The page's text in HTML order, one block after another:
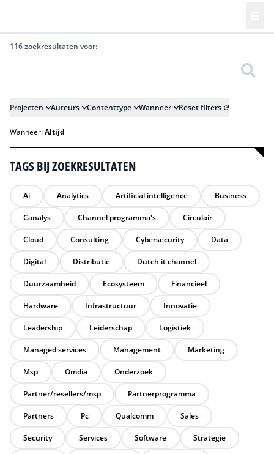
116 zoekresultaten voor:
Projecten Auteurs Contenttype Wanneer Reset filters
Wanneer:Altijd
TAGS BIJ ZOEKRESULTATEN
Ai Analytics Artificial intelligence Business
Canalys Channel programma's Circulair
Cloud Consulting Cybersecurity Data
Digital Distributie Dutch it channel
Duurzaamheid Ecosysteem Financieel
Hardware Infrastructuur Innovatie
Leadership Leiderschap Logistiek
Managed services Management Marketing
Msp Omdia Onderzoek
Partner/resellers/msp Partnerprogramma
Partners Pc Qualcomm Sales
Security Services Software Strategie